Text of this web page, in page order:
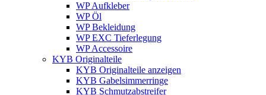
WP Aufkleber
WP Öl
WP Bekleidung
WP EXC Tieferlegung
WP Accessoire
KYB Originalteile
KYB Originalteile anzeigen
KYB Gabelsimmerringe
KYB Schmutzabstreifer